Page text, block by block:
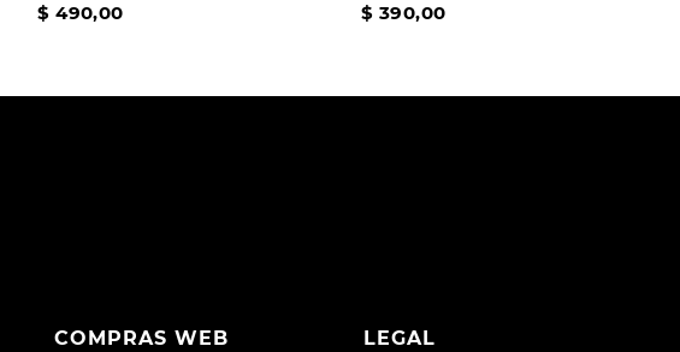
$ 490,00 $ 390,00
COMPRAS WEB LEGAL